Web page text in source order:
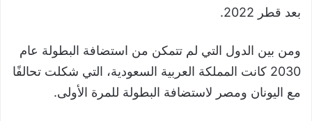
بعد قطر 2022.
ومن بين الدول التي لم تتمكن من استضافة البطولة عام
2030 كانت المملكة العربية السعودية، التي شكلت تحالفًا
مع اليونان ومصر لاستضافة البطولة للمرة الأولى.